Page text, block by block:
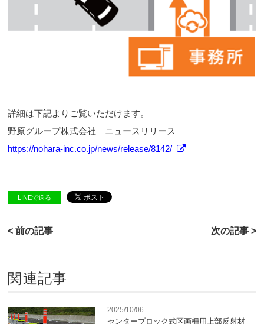
詳細は下記よりご覧いただけます。
野原グループ株式会社 ニュースリリース
https://nohara-inc.co.jp/news/release/8142/
LINEで送る
< 前の記事 次の記事 >
関連記事
2025/10/06
センターブロック式区画柵用上部反射材